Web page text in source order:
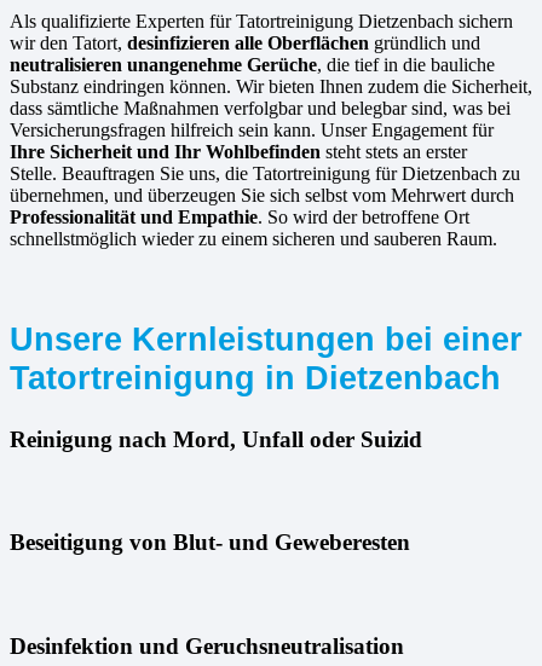
Als qualifizierte Experten für Tatortreinigung Dietzenbach sichern
wir den Tatort, desinfizieren alle Oberflächen gründlich und
neutralisieren unangenehme Gerüche, die tief in die bauliche
Substanz eindringen können. Wir bieten Ihnen zudem die Sicherheit,
dass sämtliche Maßnahmen verfolgbar und belegbar sind, was bei
Versicherungsfragen hilfreich sein kann. Unser Engagement für
Ihre Sicherheit und Ihr Wohlbefinden steht stets an erster
Stelle. Beauftragen Sie uns, die Tatortreinigung für Dietzenbach zu
übernehmen, und überzeugen Sie sich selbst vom Mehrwert durch
Professionalität und Empathie. So wird der betroffene Ort
schnellstmöglich wieder zu einem sicheren und sauberen Raum.
Unsere Kernleistungen bei einer
Tatortreinigung in Dietzenbach
Reinigung nach Mord, Unfall oder Suizid
Beseitigung von Blut- und Geweberesten
Desinfektion und Geruchsneutralisation